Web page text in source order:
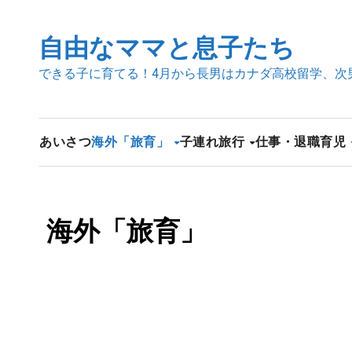
自由なママと息子たち
できる子に育てる！4月から長男はカナダ高校留学、次
あいさつ海外「旅育」 子連れ旅行 仕事・退職育児
海外「旅育」